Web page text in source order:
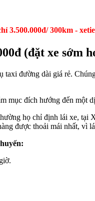
3.500.000đ/ 300km -
(đặt xe sớm
taxi đường dài giá rẻ.
mục đích hướng đến một
họ chỉ định lái xe, tại
được thoải mái nhất, vì